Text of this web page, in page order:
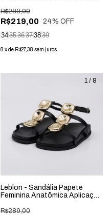
R$219,00
R$289,00
24% OFF
343536373839
8 xde R$27,38 sem juros
1 / 8
Leblon - Sandália Papete
Feminina Anatômica Aplicação
R$289,00